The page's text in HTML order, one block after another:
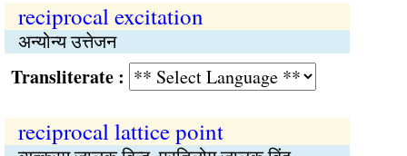
reciprocal excitation
अन्योन्य उत्तेजन
:
reciprocal lattice point